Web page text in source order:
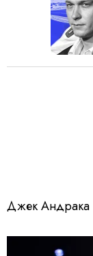
Джек Андрака